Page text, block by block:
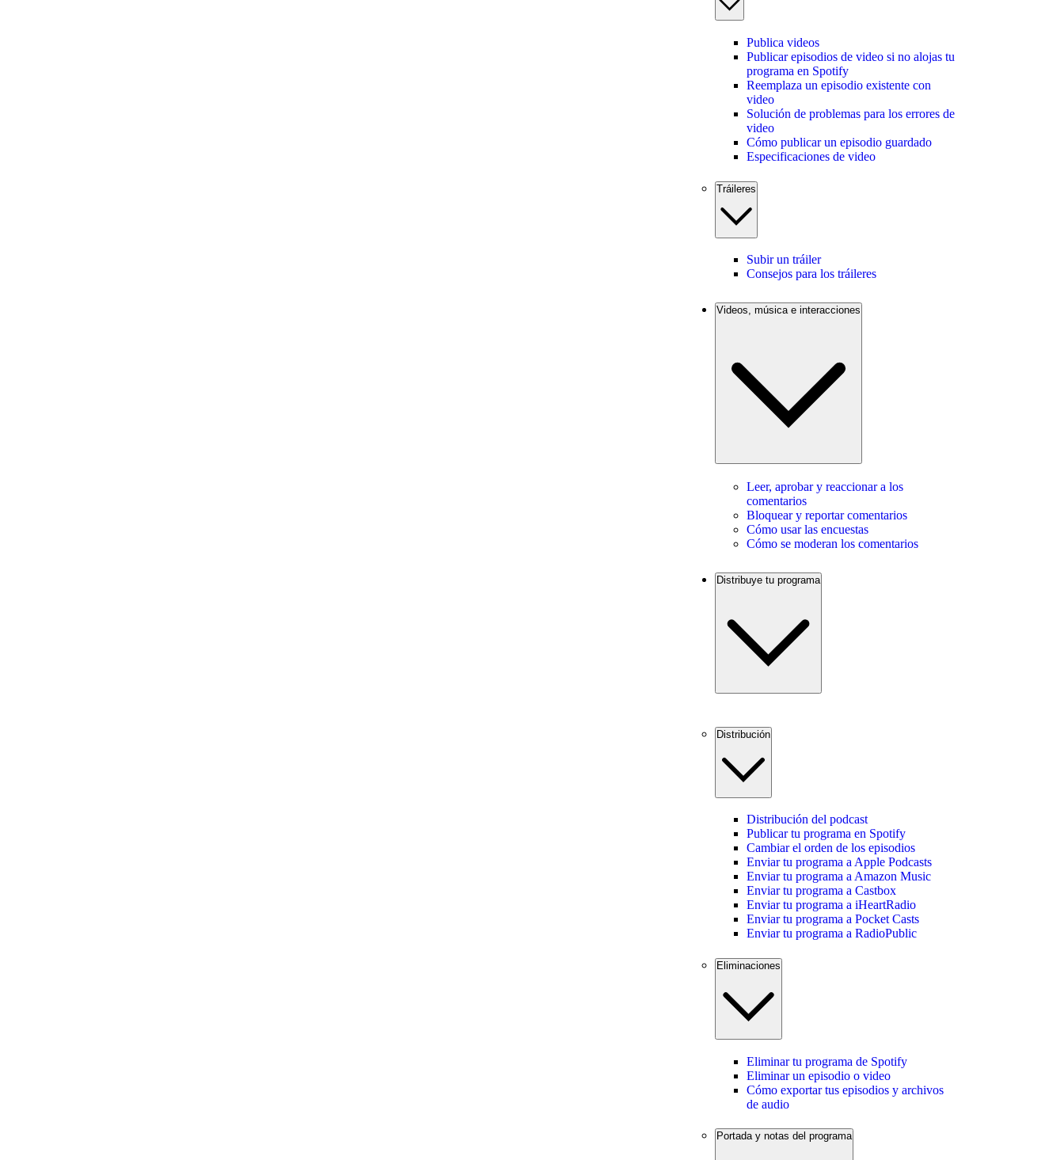
Publica videos
Publicar episodios de video si no alojas tu
programa en Spotify
Reemplaza un episodio existente con
video
Solución de problemas para los errores de
video
Cómo publicar un episodio guardado
Especificaciones de video
Tráileres
Subir un tráiler
Consejos para los tráileres
Videos, música e interacciones
Leer, aprobar y reaccionar a los
comentarios
Bloquear y reportar comentarios
Cómo usar las encuestas
Cómo se moderan los comentarios
Distribuye tu programa
Distribución
Distribución del podcast
Publicar tu programa en Spotify
Cambiar el orden de los episodios
Enviar tu programa a Apple Podcasts
Enviar tu programa a Amazon Music
Enviar tu programa a Castbox
Enviar tu programa a iHeartRadio
Enviar tu programa a Pocket Casts
Enviar tu programa a RadioPublic
Eliminaciones
Eliminar tu programa de Spotify
Eliminar un episodio o video
Cómo exportar tus episodios y archivos
de audio
Portada y notas del programa